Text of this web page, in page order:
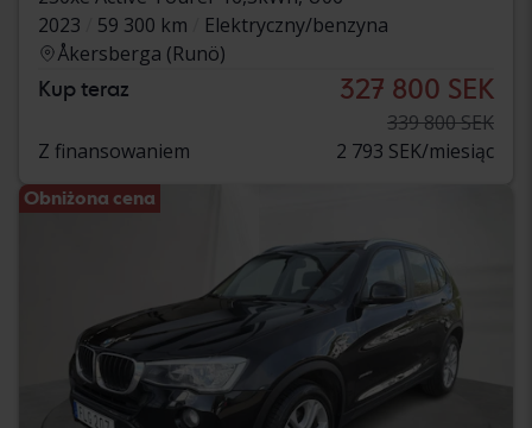
2023
59 300 km
Elektryczny/benzyna
Åkersberga (Runö)
Kup teraz 327 800 SEK
339 800 SEK
Z finansowaniem
2 793 SEK/miesiąc
Obniżona cena